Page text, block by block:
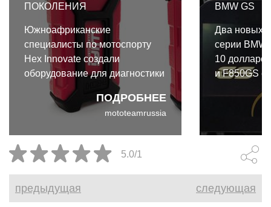
ПОКОЛЕНИЯ
ПОДРОБНЕЕ
Южноафриканские
специалисты по мотоспорту
Hex Innovate создали
оборудование для диагностики
мотоциклов BMW нового
поколения, для райдеров,
которым можно управлять
ноутбука или смартфона.
mototeamrussia
BMW GS
Два новых
серии BMW
10
и F850GS
защитная
TFT
750 GS.
5.0/1
предыдущая следующая